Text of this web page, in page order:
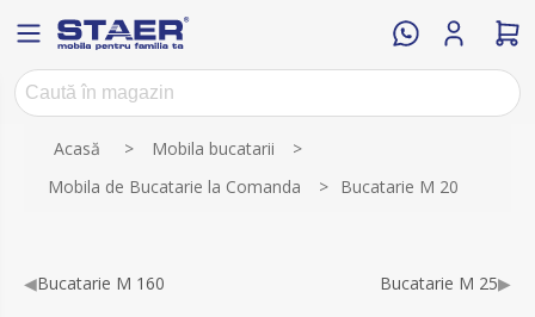
Acasă > Mobila bucatarii
>
Mobila de Bucatarie la Comanda
> Bucatarie M 20
◀Bucatarie M 160 Bucatarie M 25▶
Numele atributului Valoarea atributului